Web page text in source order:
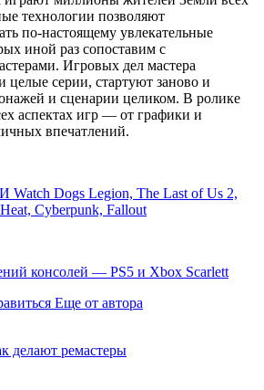
технологии позволяют
по-настоящему увлекательные
иной раз сопоставим с
Игровых дел мастера
целые серии, стартуют заново и
и сценарии целиком. В ролике
аспектах игр — от графики и
впечатлений.
Dogs Legion, The Last of Us 2,
Cyberpunk, Fallout
консолей — PS5 и Xbox Scarlett
Еще от автора
делают ремастеры